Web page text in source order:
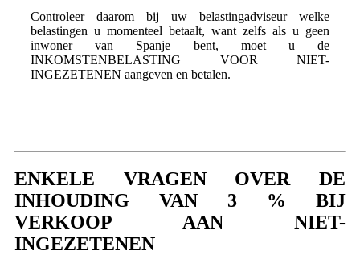
Controleer daarom bij uw belastingadviseur welke
belastingen u momenteel betaalt, want zelfs als u geen
inwoner van Spanje bent, moet u de
INKOMSTENBELASTING VOOR NIET-
INGEZETENEN aangeven en betalen.
ENKELE VRAGEN OVER DE
INHOUDING VAN 3 % BIJ
VERKOOP AAN NIET-
INGEZETENEN